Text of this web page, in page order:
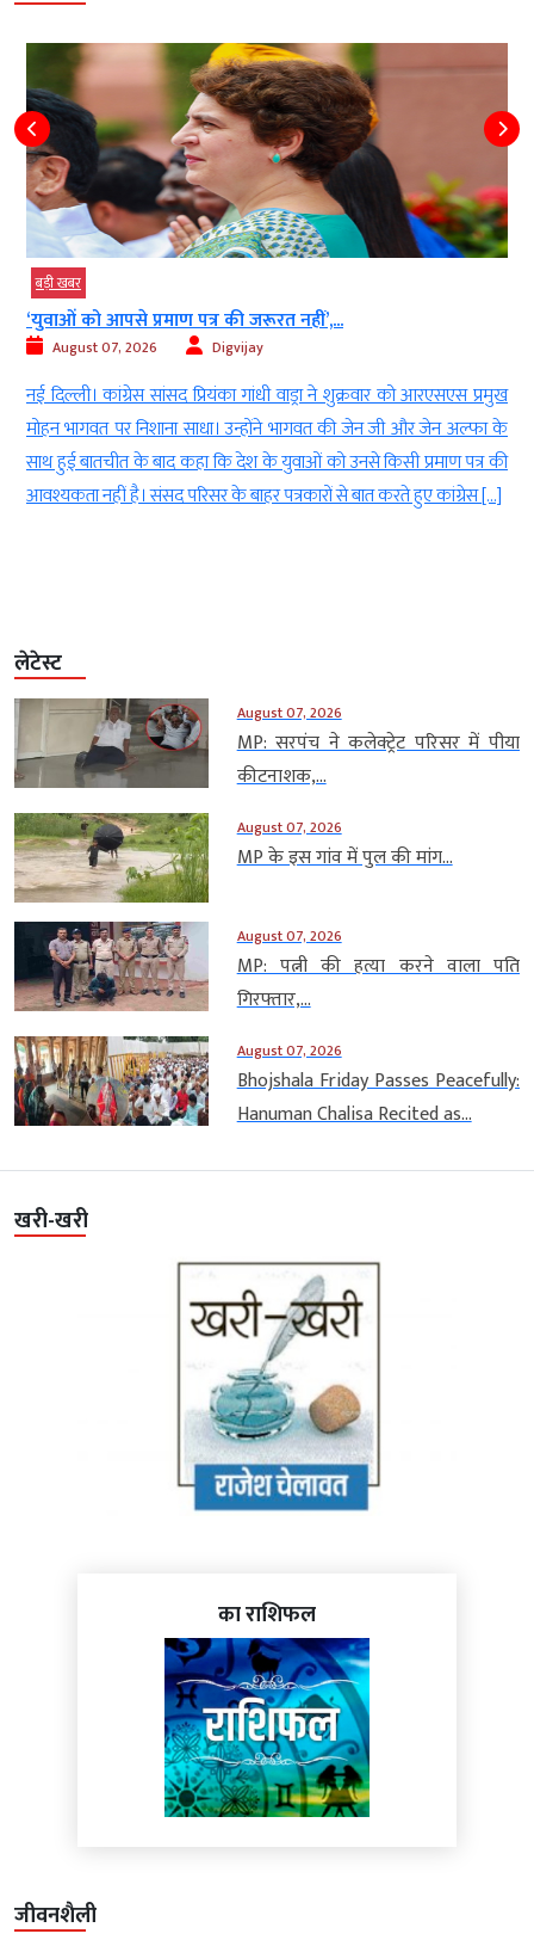
को आपसे प्रमाण पत्र की जरूरत नहीं’,...
August 07, 2026 Digvijay
कांग्रेस सांसद प्रियंका गांधी वाड्रा ने शुक्रवार को आरएसएस प्रमुख
भागवत पर निशाना साधा। उन्होंने भागवत की जेन जी और जेन अल्फा के
हुई बातचीत के बाद कहा कि देश के युवाओं को उनसे किसी प्रमाण पत्र की
नहीं है। संसद परिसर के बाहर पत्रकारों से बात करते हुए कांग्रेस […]
नई
2005
इसके
लेटेस्ट
August 07, 2026
MP: सरपंच ने कलेक्ट्रेट परिसर में पीया
कीटनाशक,...
August 07, 2026
MP के इस गांव में पुल की मांग...
August 07, 2026
MP: पत्नी की हत्या करने वाला पति
गिरफ्तार,...
August 07, 2026
Bhojshala Friday Passes Peacefully:
Hanuman Chalisa Recited as...
खरी-खरी
का राशिफल
जीवनशैली